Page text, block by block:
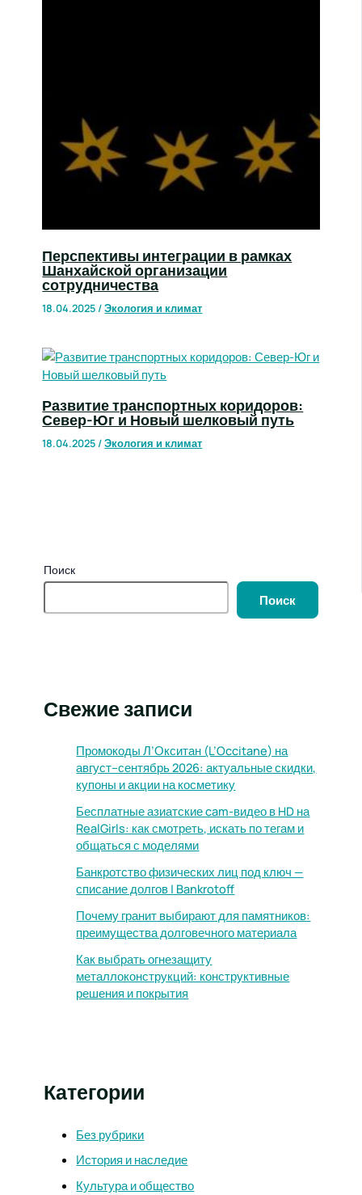
Перспективы интеграции в рамках
Шанхайской организации
сотрудничества
18.04.2025/Экология и климат
Развитие транспортных коридоров:
Север-Юг и Новый шелковый путь
18.04.2025/Экология и климат
Поиск
Поиск
Свежие записи
Промокоды Л’Окситан (L’Occitane) на
август–сентябрь 2026: актуальные скидки,
купоны и акции на косметику
Бесплатные азиатские cam-видео в HD на
RealGirls: как смотреть, искать по тегам и
общаться с моделями
Банкротство физических лиц под ключ —
списание долгов | Bankrotoff
Почему гранит выбирают для памятников:
преимущества долговечного материала
Как выбрать огнезащиту
металлоконструкций: конструктивные
решения и покрытия
Категории
Без рубрики
История и наследие
Культура и общество